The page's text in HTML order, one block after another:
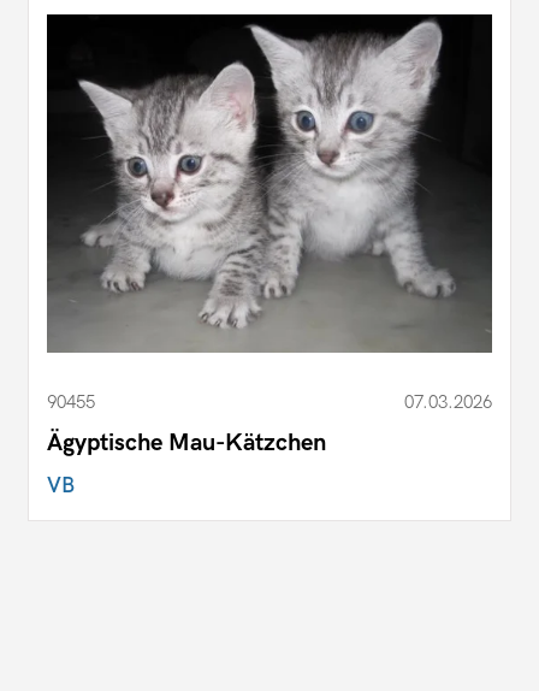
90455 07.03.2026
Ägyptische Mau-Kätzchen
VB